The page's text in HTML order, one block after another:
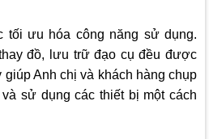
tối ưu hóa công năng sử dụng.
đồ, lưu trữ đạo cụ đều được
Anh chị và khách hàng chụp
sử dụng các thiết bị một cách